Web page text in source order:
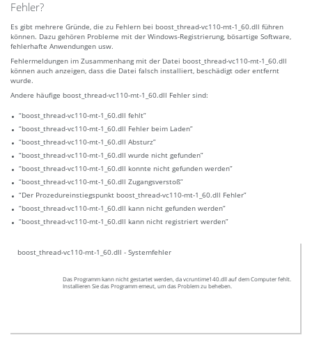
Fehler?
Es gibt mehrere Gründe, die zu Fehlern bei boost_thread-vc110-mt-1_60.dll führen
können. Dazu gehören Probleme mit der Windows-Registrierung, bösartige Software,
fehlerhafte Anwendungen usw.
Fehlermeldungen im Zusammenhang mit der Datei boost_thread-vc110-mt-1_60.dll
können auch anzeigen, dass die Datei falsch installiert, beschädigt oder entfernt
wurde.
Andere häufige boost_thread-vc110-mt-1_60.dll Fehler sind:
“boost_thread-vc110-mt-1_60.dll fehlt”
“boost_thread-vc110-mt-1_60.dll Fehler beim Laden”
“boost_thread-vc110-mt-1_60.dll Absturz”
“boost_thread-vc110-mt-1_60.dll wurde nicht gefunden”
“boost_thread-vc110-mt-1_60.dll konnte nicht gefunden werden”
“boost_thread-vc110-mt-1_60.dll Zugangsverstoß”
“Der Prozedureinstiegspunkt boost_thread-vc110-mt-1_60.dll Fehler”
“boost_thread-vc110-mt-1_60.dll kann nicht gefunden werden”
“boost_thread-vc110-mt-1_60.dll kann nicht registriert werden”
boost_thread-vc110-mt-1_60.dll - Systemfehler
Das Programm kann nicht gestartet werden, da vcruntime140.dll auf dem Computer fehlt.
Installieren Sie das Programm emeut, um das Problem zu beheben.